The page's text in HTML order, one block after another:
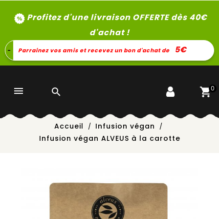
Profitez d'une livraison OFFERTE dès 40€
d'achat !
- Parrainez vos amis et recevez un bon d'achat de 5€
  0
Accueil
Infusion végan
Infusion végan ALVEUS à la carotte